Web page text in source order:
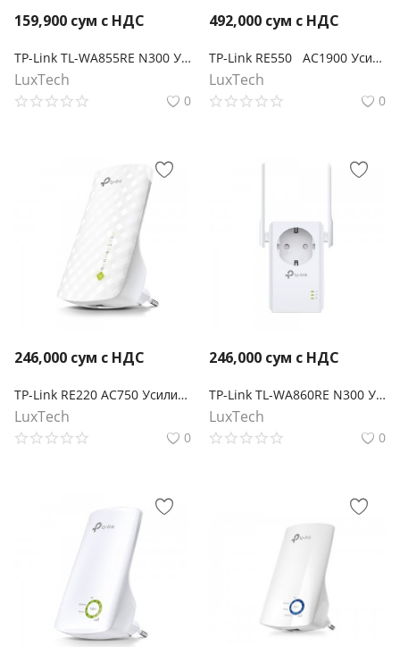
159,900 сум с НДС
TP-Link TL-WA855RE N300 Усилитель Wi-Fi сигнала
LuxTech
0
492,000 сум с НДС
TP-Link RE550 AC1900 Усилитель Wi-Fi сигнала
LuxTech
0
246,000 сум с НДС
TP-Link RE220 AC750 Усилитель Wi-Fi сигнала
LuxTech
0
246,000 сум с НДС
TP-Link TL-WA860RE N300 Усилитель Wi-Fi сигнала со встроенной розеткой
LuxTech
0